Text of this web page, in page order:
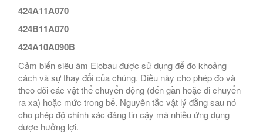
424A11A070
424B11A070
424A10A090B
Cảm biến siêu âm Elobau được sử dụng để đo khoảng
cách và sự thay đổi của chúng. Điều này cho phép đo và
theo dõi các vật thể chuyển động (đến gần hoặc di chuyển
ra xa) hoặc mức trong bể. Nguyên tắc vật lý đằng sau nó
cho phép độ chính xác đáng tin cậy mà nhiều ứng dụng
được hưởng lợi.